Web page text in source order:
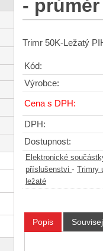
-
Trimr 50K-Ležatý
Kód:
Výrobce:
Cena s DPH:
DPH:
Dostupnost:
Elektronické
příslušenstvi -
ležaté
Popis